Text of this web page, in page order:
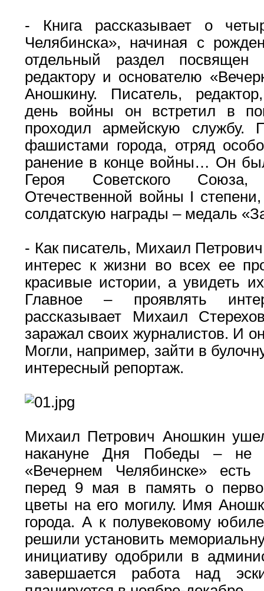
- Книга рассказывает о
Челябинска», начиная с
отдельный раздел посвящен
редактору и основателю
Аношкину. Писатель,
день войны он встретил в
проходил армейскую службу.
фашистами города, отряд
ранение в конце войны… Он
Героя Советского Союза,
Отечественной войны I
солдатскую награды – медаль
- Как писатель, Михаил
интерес к жизни во всех ее
красивые истории, а увидеть
Главное – проявлять
рассказывает Михаил
заражал своих журналистов. И
Могли, например, зайти в
интересный репортаж.
Михаил Петрович Аношкин
накануне Дня Победы – не
«Вечернем Челябинске»
перед 9 мая в память о
цветы на его могилу. Имя
города. А к полувековому
решили установить
инициативу одобрили в
завершается работа над